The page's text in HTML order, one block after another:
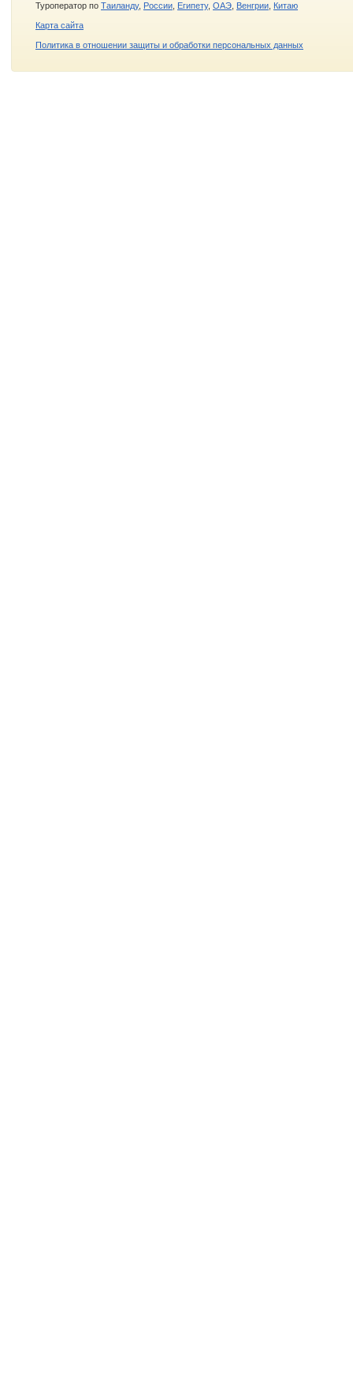
Туроператор по Таиланду, России Египету, ОАЭ Венгрии Китаю
Карта сайта
Политика в отношении защиты и обработки персональных данных